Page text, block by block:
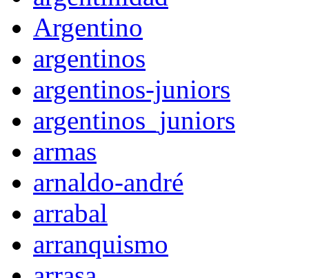
Argentino
argentinos
argentinos-juniors
argentinos_juniors
armas
arnaldo-andré
arrabal
arranquismo